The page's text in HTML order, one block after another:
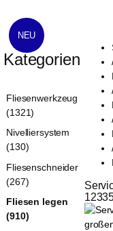
NEU
Kategorien
Fliesenwerkzeug
(1321)
Nivelliersystem
(130)
Fliesenschneider
(267)
Fliesen legen
(910)